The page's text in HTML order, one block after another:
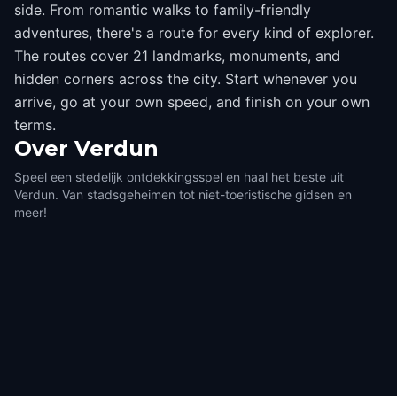
side. From romantic walks to family-friendly
adventures, there's a route for every kind of explorer.
The routes cover 21 landmarks, monuments, and
hidden corners across the city. Start whenever you
arrive, go at your own speed, and finish on your own
terms.
Over Verdun
Speel een stedelijk ontdekkingsspel en haal het beste uit
Verdun. Van stadsgeheimen tot niet-toeristische gidsen en
meer!